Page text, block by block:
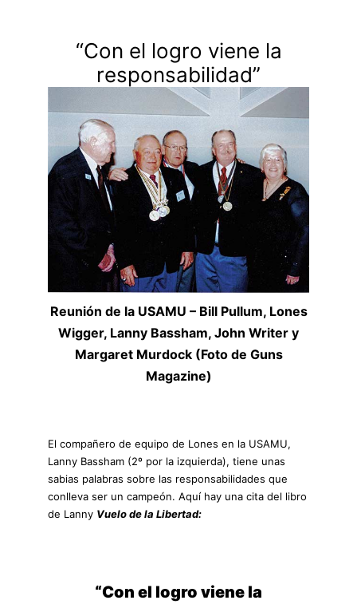
“Con el logro viene la
responsabilidad”
Reunión de la USAMU – Bill Pullum, Lones
Wigger, Lanny Bassham, John Writer y
Margaret Murdock (Foto de Guns
Magazine)
El compañero de equipo de Lones en la USAMU,
Lanny Bassham (2º por la izquierda), tiene unas
sabias palabras sobre las responsabilidades que
conlleva ser un campeón. Aquí hay una cita del libro
de Lanny Vuelo de la Libertad:
“Con el logro viene la